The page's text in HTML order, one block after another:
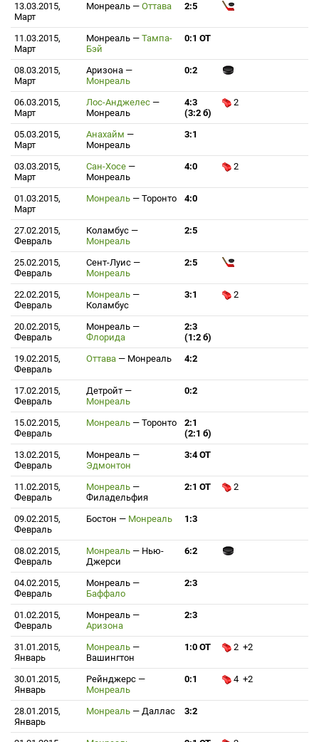
13.03.2015,
Март
Монреаль — Оттава 2:5
11.03.2015,
Март
Монреаль — Тампа-
Бэй
0:1 ОТ
08.03.2015,
Март
Аризона —
Монреаль
0:2
06.03.2015,
Март
Лос-Анджелес —
Монреаль
4:3
(3:2 б)
2
05.03.2015,
Март
Анахайм —
Монреаль
3:1
03.03.2015,
Март
Сан-Хосе —
Монреаль
4:0 2
01.03.2015,
Март
Монреаль — Торонто 4:0
27.02.2015,
Февраль
Коламбус —
Монреаль
2:5
25.02.2015,
Февраль
Сент-Луис —
Монреаль
2:5
22.02.2015,
Февраль
Монреаль —
Коламбус
3:1 2
20.02.2015,
Февраль
Монреаль —
Флорида
2:3
(1:2 б)
19.02.2015,
Февраль
Оттава — Монреаль 4:2
17.02.2015,
Февраль
Детройт —
Монреаль
0:2
15.02.2015,
Февраль
Монреаль — Торонто
2:1
(2:1 б)
13.02.2015,
Февраль
Монреаль —
Эдмонтон
3:4 ОТ
11.02.2015,
Февраль
Монреаль —
Филадельфия
2:1 ОТ 2
09.02.2015,
Февраль
Бостон — Монреаль 1:3
08.02.2015,
Февраль
Монреаль — Нью-
Джерси
6:2
04.02.2015,
Февраль
Монреаль —
Баффало
2:3
01.02.2015,
Февраль
Монреаль —
Аризона
2:3
31.01.2015,
Январь
Монреаль —
Вашингтон
1:0 ОТ 2 +2
30.01.2015,
Январь
Рейнджерс —
Монреаль
0:1 4 +2
28.01.2015,
Январь
Монреаль — Даллас 3:2